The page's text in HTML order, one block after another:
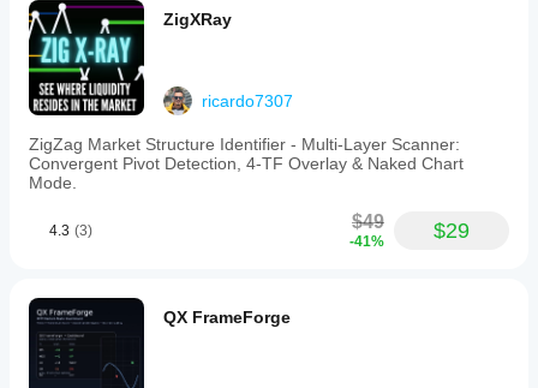
ZigXRay
ricardo7307
ZigZag Market Structure Identifier - Multi-Layer Scanner:
Convergent Pivot Detection, 4-TF Overlay & Naked Chart
Mode.
4.3 (3) $49
-41% $29
QX FrameForge